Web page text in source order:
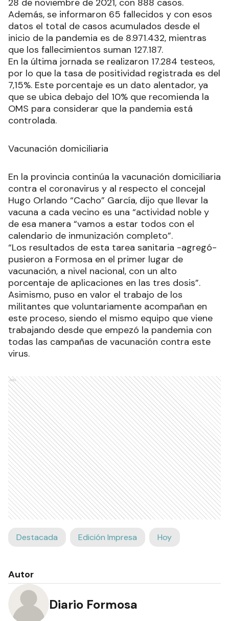
28 de noviembre de 2021, con 888 casos.
Además, se informaron 65 fallecidos y con esos
datos el total de casos acumulados desde el
inicio de la pandemia es de 8.971.432, mientras
que los fallecimientos suman 127.187.
En la última jornada se realizaron 17.284 testeos,
por lo que la tasa de positividad registrada es del
7,15%. Este porcentaje es un dato alentador, ya
que se ubica debajo del 10% que recomienda la
OMS para considerar que la pandemia está
controlada.
Vacunación domiciliaria
En la provincia continúa la vacunación domiciliaria
contra el coronavirus y al respecto el concejal
Hugo Orlando “Cacho” García, dijo que llevar la
vacuna a cada vecino es una “actividad noble y
de esa manera “vamos a estar todos con el
calendario de inmunización completo”.
“Los resultados de esta tarea sanitaria -agregó-
pusieron a Formosa en el primer lugar de
vacunación, a nivel nacional, con un alto
porcentaje de aplicaciones en las tres dosis”.
Asimismo, puso en valor el trabajo de los
militantes que voluntariamente acompañan en
este proceso, siendo el mismo equipo que viene
trabajando desde que empezó la pandemia con
todas las campañas de vacunación contra este
virus.
Ads
Destacada Edición Impresa Hoy
Autor
Diario Formosa